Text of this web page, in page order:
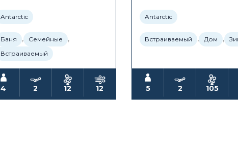
Antarctic
Баня , Семейные ,
Встраиваемый
4 2 12 12
Antarctic
Встраиваемый , Дом ,
5 2 105